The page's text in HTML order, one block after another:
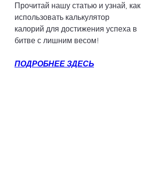
Прочитай нашу статью и узнай, как
использовать калькулятор
калорий для достижения успеха в
битве с лишним весом!
ПОДРОБНЕЕ ЗДЕСЬ